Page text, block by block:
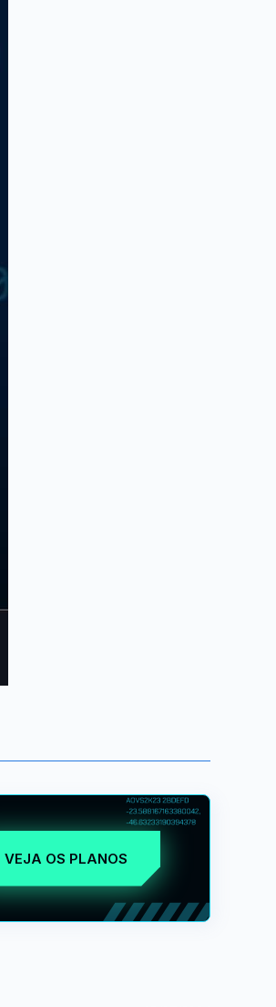
VEJA OS PLANOS